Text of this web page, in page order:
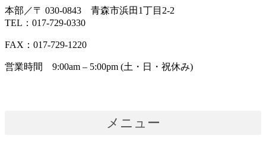
本部／〒 030-0843 青森市浜田1丁目2-2
TEL：017-729-0330
FAX：017-729-1220
営業時間 9:00am – 5:00pm (土・日・祝休み)
メニュー